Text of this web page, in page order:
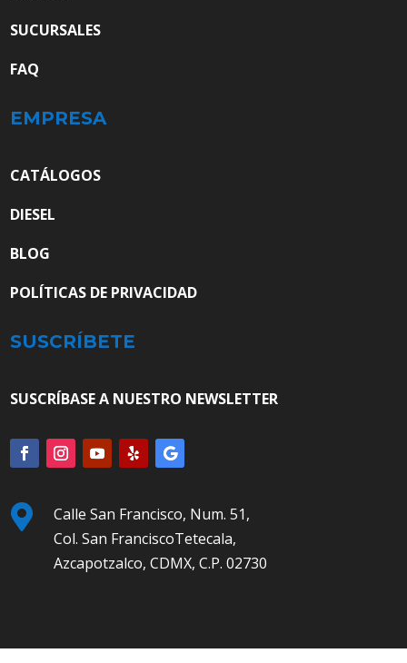
SUCURSALES
FAQ
EMPRESA
CATÁLOGOS
DIESEL
BLOG
POLÍTICAS DE PRIVACIDAD
SUSCRÍBETE
SUSCRÍBASE A NUESTRO NEWSLETTER

Calle San Francisco, Num. 51,
Col. San FranciscoTetecala,
Azcapotzalco, CDMX, C.P. 02730